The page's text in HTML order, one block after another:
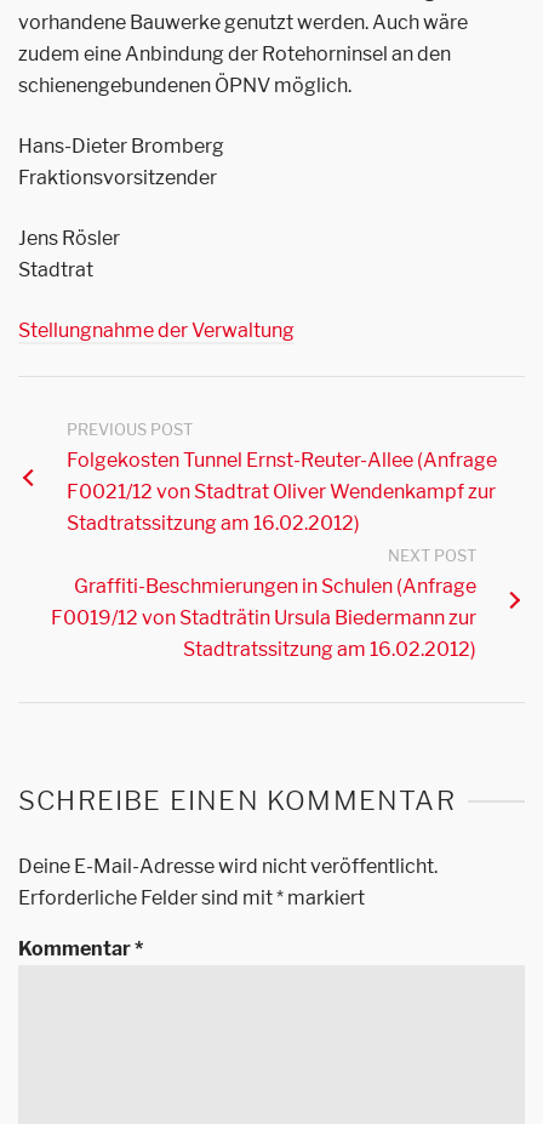
vorhandene Bauwerke genutzt werden. Auch wäre
zudem eine Anbindung der Rotehorninsel an den
schienengebundenen ÖPNV möglich.
Hans-Dieter Bromberg
Fraktionsvorsitzender
Jens Rösler
Stadtrat
Stellungnahme der Verwaltung
PREVIOUS POST
Folgekosten Tunnel Ernst-Reuter-Allee (Anfrage
F0021/12 von Stadtrat Oliver Wendenkampf zur
Stadtratssitzung am 16.02.2012)
NEXT POST
Graffiti-Beschmierungen in Schulen (Anfrage
F0019/12 von Stadträtin Ursula Biedermann zur
Stadtratssitzung am 16.02.2012)
SCHREIBE EINEN KOMMENTAR
Deine E-Mail-Adresse wird nicht veröffentlicht.
Erforderliche Felder sind mit* markiert
Kommentar*